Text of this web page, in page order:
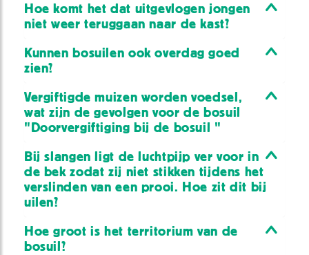
Hoe komt het dat uitgevlogen jongen
niet weer teruggaan naar de kast?
Kunnen bosuilen ook overdag goed
zien?
Vergiftigde muizen worden voedsel,
wat zijn de gevolgen voor de bosuil
"Doorvergiftiging bij de bosuil "
Bij slangen ligt de luchtpijp ver voor in
de bek zodat zij niet stikken tijdens het
verslinden van een prooi. Hoe zit dit bij
uilen?
Hoe groot is het territorium van de
bosuil?